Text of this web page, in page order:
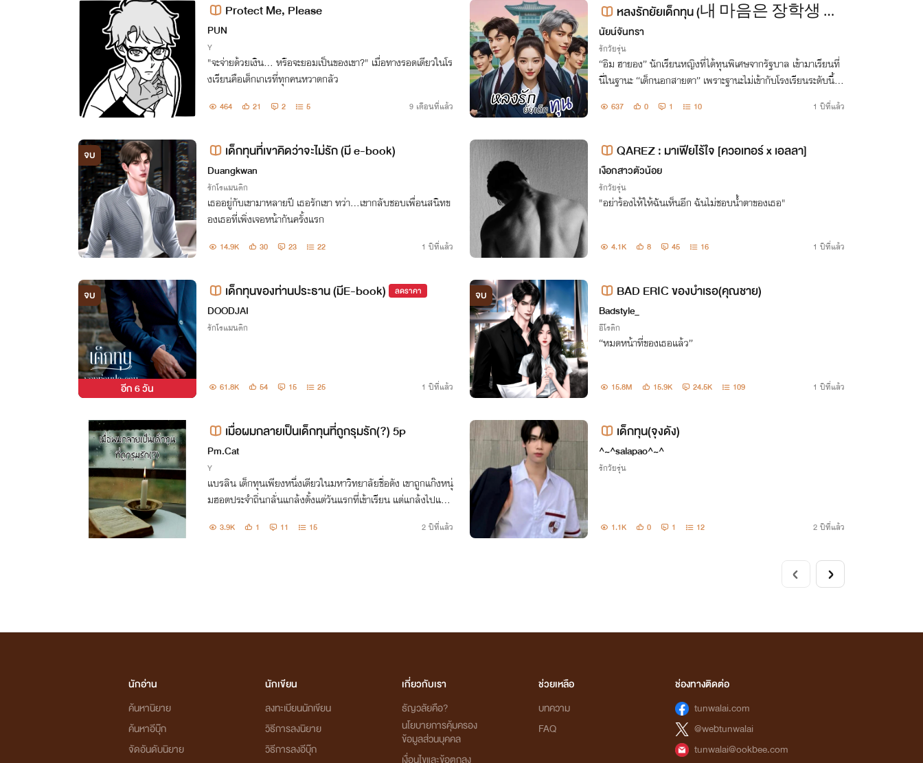
Protect Me, Please
PUN
Y
"จะจ่ายด้วยเงิน... หรือจะยอมเป็นของเขา?" เมื่อทางรอดเดียวในโร
งเรียนคือเด็กเกเรที่ทุกคนหวาดกลัว
464 21 2 5 9 เดือนที่แล้ว
หลงรักยัยเด็กทุน (내 마음은 장학생 그
녀에게)
นัยน์จันทรา
รักวัยรุ่น
“อิม ฮายอง” นักเรียนหญิงที่ได้ทุนพิเศษจากรัฐบาล เข้ามาเรียนที่
นี่ในฐานะ “เด็กนอกสายตา” เพราะฐานะไม่เข้ากับโรงเรียนระดับนี้ แ
ต่ทำไมถึงเป็นที่สนใจของหนุ่มๆ กลุ่ม ACE หนุ่มท็อปของโรงเรียน
? " 637 0 1 10 1 ปีที่แล้ว
จบ เด็กทุนที่เขาคิดว่าจะไม่รัก (มี e-book)
Duangkwan
รักโรแมนติก
เธออยู่กับเขามาหลายปี เธอรักเขา ทว่า…เขากลับชอบเพื่อนสนิทข
องเธอที่เพิ่งเจอหน้ากันครั้งแรก
14.9K 30 23 22 1 ปีที่แล้ว
QAREZ : มาเฟียไร้ใจ [ควอเทอร์ x เอลลา]
เงือกสาวตัวน้อย
รักวัยรุ่น
"อย่าร้องไห้ให้ฉันเห็นอีก ฉันไม่ชอบน้ำตาของเธอ"
4.1K 8 45 16 1 ปีที่แล้ว
จบ
อีก6 วัน
เด็กทุนของท่านประธาน (มีE-book) ลดราคา
DOODJAI
รักโรแมนติก
61.8K 54 15 25 1 ปีที่แล้ว
จบ BAD ERIC ของบำเรอ(คุณชาย)
Badstyle_
อีโรติก
“หมดหน้าที่ของเธอแล้ว”
15.8M 15.9K 24.5K 109 1 ปีที่แล้ว
เมื่อผมกลายเป็นเด็กทุนที่ถูกรุมรัก(?) 5p
Pm.Cat
Y
แบรลิน เด็กทุนเพียงหนึ่งเดียวในมหาวิทยาลัยชื่อดัง เขาถูกแก๊งหนุ่
มฮอตประจำถิ่นกลั่นแกล้งตั้งแต่วันแรกที่เข้าเรียน แต่แกล้งไปแกล้
3.9K 1 11 15 2 ปีที่แล้ว
เด็กทุน(จุงดัง)
^~^salapao^~^
รักวัยรุ่น
1.1K 0 1 12 2 ปีที่แล้ว
นักอ่าน
ค้นหานิยาย
ค้นหาอีบุ๊ก
จัดอันดับนิยาย
นักเขียน
ลงทะเบียนนักเขียน
วิธีการลงนิยาย
วิธีการลงอีบุ๊ก
เกี่ยวกับเรา
ธัญวลัยคือ?
นโยบายการคุ้มครอง
ข้อมูลส่วนบุคคล
ช่วยเหลือ
บทความ
FAQ
ช่องทางติดต่อ
tunwalai.com
@webtunwalai
tunwalai@ookbee.com